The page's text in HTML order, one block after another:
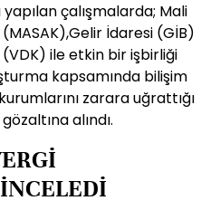
çalışmalarda; Mali
İdaresi (GİB)
ile etkin bir işbirliği
kapsamında bilişim
zarara uğrattığı
alındı.